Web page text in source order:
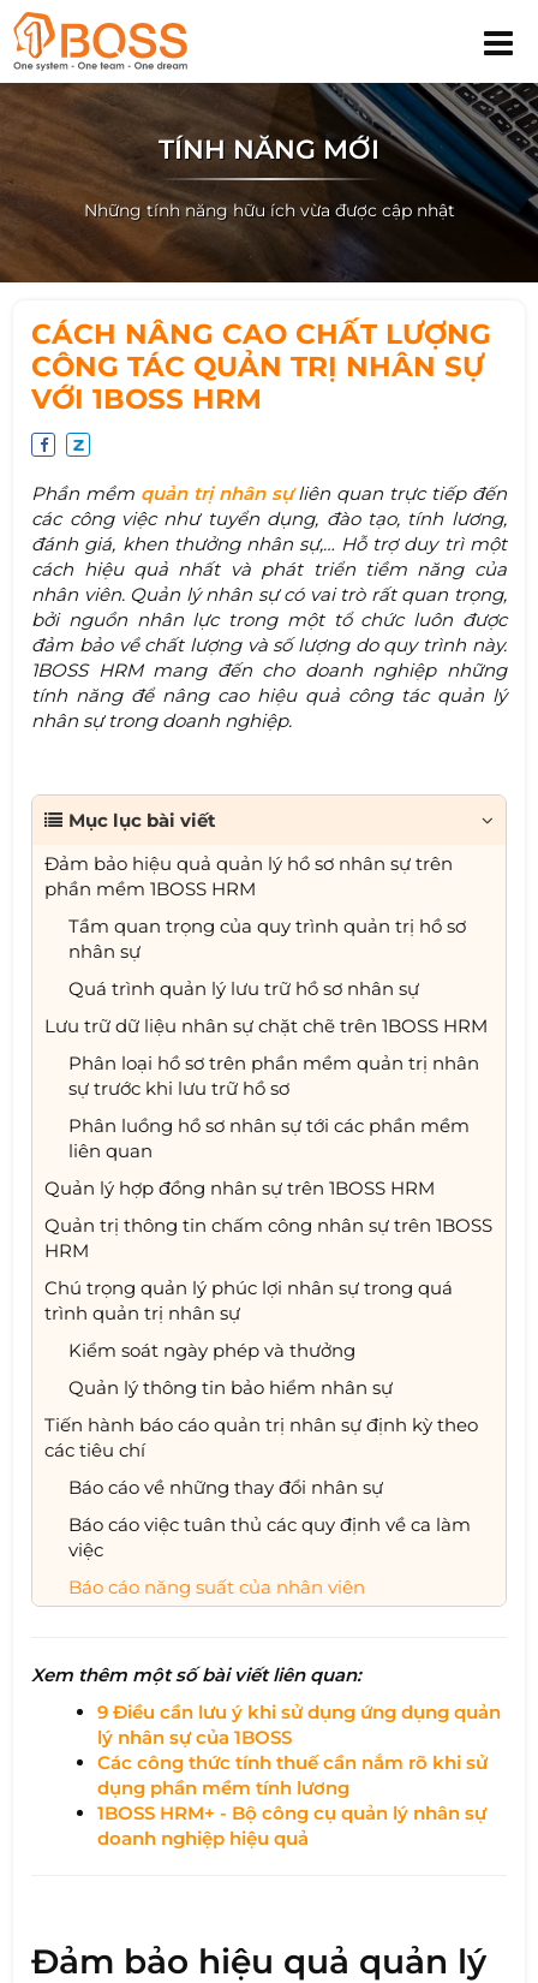
TÍNH NĂNG MỚI
Những tính năng hữu ích vừa được cập nhật
CÁCH NÂNG CAO CHẤT LƯỢNG
CÔNG TÁC QUẢN TRỊ NHÂN SỰ
VỚI 1BOSS HRM
Phần mềm quản trị nhân sự liên quan trực tiếp đến
các công việc như tuyển dụng, đào tạo, tính lương,
đánh giá, khen thưởng nhân sự,… Hỗ trợ duy trì một
cách hiệu quả nhất và phát triển tiềm năng của
nhân viên. Quản lý nhân sự có vai trò rất quan trọng,
bởi nguồn nhân lực trong một tổ chức luôn được
đảm bảo về chất lượng và số lượng do quy trình này.
1BOSS HRM mang đến cho doanh nghiệp những
tính năng để nâng cao hiệu quả công tác quản lý
nhân sự trong doanh nghiệp.
Mục lục bài viết
Đảm bảo hiệu quả quản lý hồ sơ nhân sự trên
phần mềm 1BOSS HRM
Tầm quan trọng của quy trình quản trị hồ sơ
nhân sự
Quá trình quản lý lưu trữ hồ sơ nhân sự
Lưu trữ dữ liệu nhân sự chặt chẽ trên 1BOSS HRM
Phân loại hồ sơ trên phần mềm quản trị nhân
sự trước khi lưu trữ hồ sơ
Phân luồng hồ sơ nhân sự tới các phần mềm
liên quan
Quản lý hợp đồng nhân sự trên 1BOSS HRM
Quản trị thông tin chấm công nhân sự trên 1BOSS
HRM
Chú trọng quản lý phúc lợi nhân sự trong quá
trình quản trị nhân sự
Kiểm soát ngày phép và thưởng
Quản lý thông tin bảo hiểm nhân sự
Tiến hành báo cáo quản trị nhân sự định kỳ theo
các tiêu chí
Báo cáo về những thay đổi nhân sự
Báo cáo việc tuân thủ các quy định về ca làm
việc
Báo cáo năng suất của nhân viên
Xem thêm một số bài viết liên quan:
9 Điều cần lưu ý khi sử dụng ứng dụng quản
lý nhân sự của 1BOSS
Các công thức tính thuế cần nắm rõ khi sử
dụng phần mềm tính lương
1BOSS HRM+ - Bộ công cụ quản lý nhân sự
doanh nghiệp hiệu quả
Đảm bảo hiệu quả quản lý